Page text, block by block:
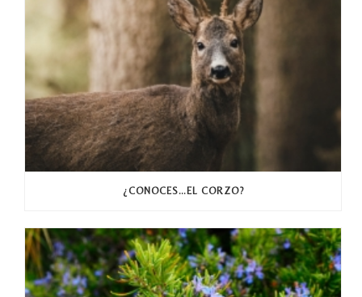
¿CONOCES…EL CORZO?